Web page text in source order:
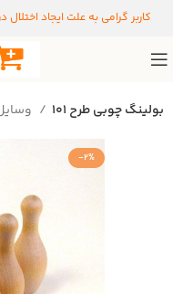
کاربر گرامی به علت ایجاد
بولینگ چوبی طرح 101
-2%